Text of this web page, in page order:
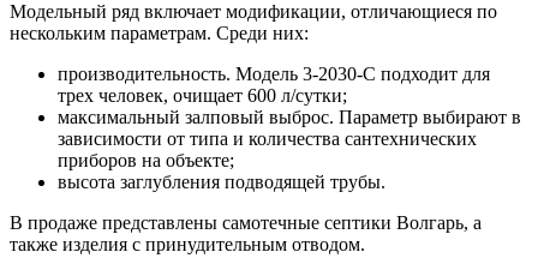
Модельный ряд включает модификации, отличающиеся по
нескольким параметрам. Среди них:
производительность. Модель 3-2030-С подходит для
трех человек, очищает 600 л/сутки;
максимальный залповый выброс. Параметр выбирают в
зависимости от типа и количества сантехнических
приборов на объекте;
высота заглубления подводящей трубы.
В продаже представлены самотечные септики Волгарь, а
также изделия с принудительным отводом.